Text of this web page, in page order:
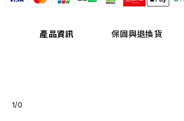
產品資訊 保固與退換貨
1/0